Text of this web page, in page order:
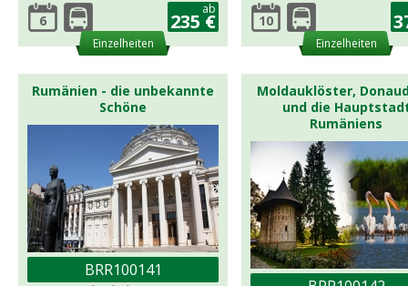
6
ab
235 €
Einzelheiten
10
Einzelheiten
Rumänien - die unbekannte
Schöne
BRR100141
Moldauklöster,
und die
Rumäniens